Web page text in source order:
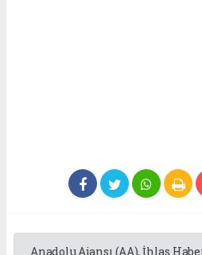
Anadolu Ajansı (AA), İhlas